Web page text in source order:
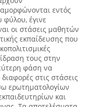
εντός
φύλου, έγινε
οι στάσεις μαθητών
εκπαίδευσης που
τους στην
φάση να
στις στάσεις
ερωτηματολογίων
και